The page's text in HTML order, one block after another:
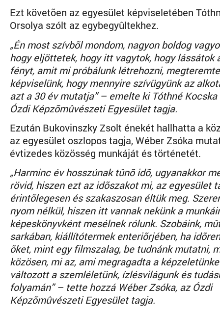
Ezt követõen az egyesület képviseletében
Orsolya szólt az egybegyûltekhez.
„Én most szívbõl mondom, nagyon boldog
hogy eljöttetek, hogy itt vagytok, hogy lássátok
fényt, amit mi próbálunk létrehozni,
képviselünk, hogy mennyire szívügyünk az
azt a 30 év mutatja” – emelte ki Tóthné Kocska
Ózdi Képzõmûvészeti Egyesület tagja.
Ezután Bukovinszky Zsolt énekét hallhatta a
az egyesület oszlopos tagja, Wéber Zsóka
évtizedes közösség munkáját és történetét.
„Harminc év hosszúnak tûnõ idõ, ugyanakkor
rövid, hiszen ezt az idõszakot mi, az egyesület
érintõlegesen és szakaszosan éltük meg.
nyom nélkül, hiszen itt vannak nekünk a
képeskönyvként mesélnek rólunk. Szobáink,
sarkában, kiállítótermek enteriõrjében, ha
õket, mint egy filmszalag, be tudnánk mutatni,
közösen, mi az, ami megragadta a
változott a szemléletünk, ízlésvilágunk és
folyamán” – tette hozzá Wéber Zsóka, az Ózdi
Képzõmûvészeti Egyesület tagja.